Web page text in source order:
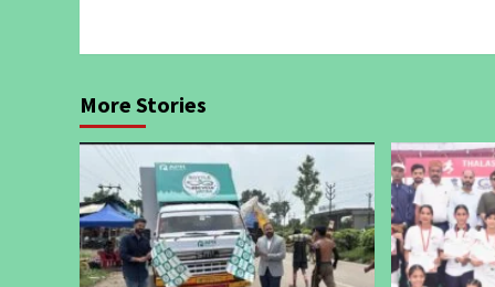
More Stories